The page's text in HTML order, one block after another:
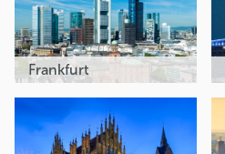
Frankfurt